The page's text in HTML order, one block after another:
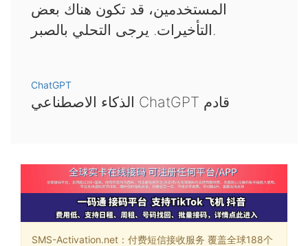
المستخدمين، قد تكون هناك بعض
التأخيرات. يرجى التحلي بالصبر.
ChatGPT
الذكاء الاصطناعي ChatGPT قادم
SMS-Activation.net：付费短信接收服务 覆盖全球188个